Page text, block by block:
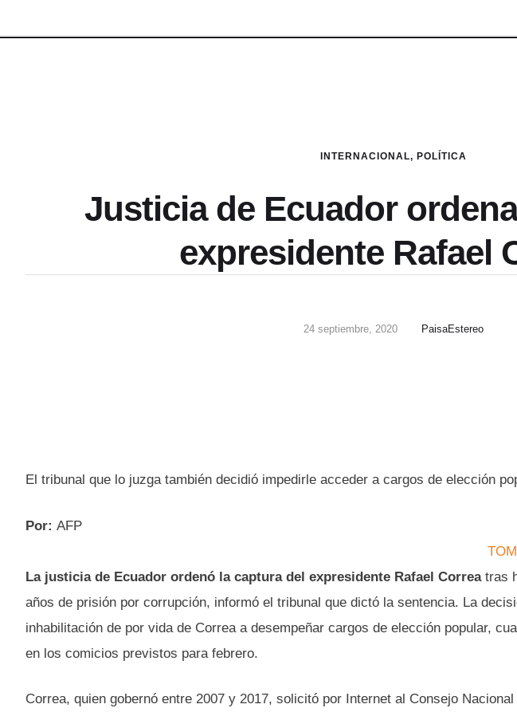
INTERNACIONAL, POLÍTICA
Justicia de Ecuador
expresidente Rafael
24 septiembre, 2020 PaisaEstereo
El tribunal que lo juzga también decidió impedirle acceder a cargos de elección
Por: AFP
La justicia de Ecuador ordenó la captura del expresidente Rafael Correatras
años de prisión por corrupción, informó el tribunal que dictó la sentencia. La
inhabilitación de por vida de Correa a desempeñar cargos de elección popular,
en los comicios previstos para febrero.
Correa, quien gobernó entre 2007 y 2017, solicitó por Internet al Consejo